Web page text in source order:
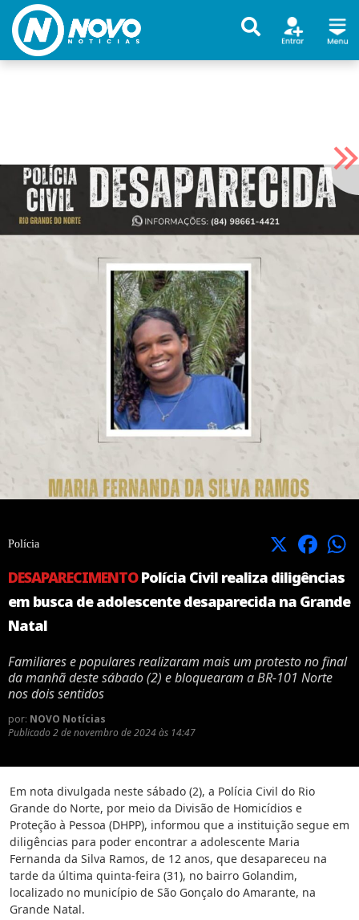
Polícia X Facebook
DESAPARECIMENTOPolícia Civil realiza diligências
em busca de adolescente desaparecida na Grande
Natal
Familiares e populares realizaram mais um protesto no final
da manhã deste sábado (2) e bloquearam a BR-101 Norte
nos dois sentidos
por: NOVO Notícias
Publicado 2 de novembro de 2024 às 14:47
Em nota divulgada neste sábado (2), a Polícia Civil do Rio
Grande do Norte, por meio da Divisão de Homicídios e
Proteção à Pessoa (DHPP), informou que a instituição segue em
diligências para poder encontrar a adolescente Maria
Fernanda da Silva Ramos, de 12 anos, que desapareceu na
tarde da última quinta-feira (31), no bairro Golandim,
localizado no município de São Gonçalo do Amarante, na
Grande Natal.